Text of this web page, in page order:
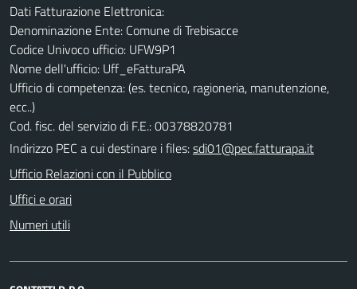
Dati Fatturazione Elettronica:
Denominazione Ente: Comune di Trebisacce
Codice Univoco ufficio: UFW9P1
Nome dell'ufficio: Uff_eFatturaPA
Ufficio di competenza: (es. tecnico, ragioneria, manutenzione,
ecc..)
Cod. fisc. del servizio di F.E.: 00378820781
Indirizzo PEC a cui destinare i files:sdi01@pec.fatturapa.it
Ufficio Relazioni con il Pubblico
Uffici e orari
Numeri utili